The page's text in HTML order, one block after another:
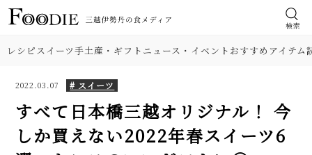
検索
レシピスイーツ手土産・ギフト ニュース・イベントおすすめアイテム
2022.03.07 # スイーツ
すべて日本橋三越オリジナル！ 今
しか買えない2022年春スイーツ6